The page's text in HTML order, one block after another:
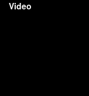
Video